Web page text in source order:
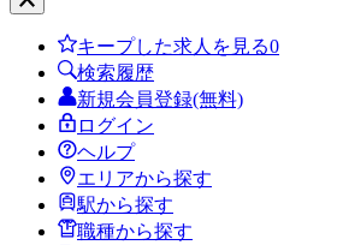
キープした求人を見る0
検索履歴
新規会員登録(無料)
ログイン
ヘルプ
エリアから探す
駅から探す
職種から探す